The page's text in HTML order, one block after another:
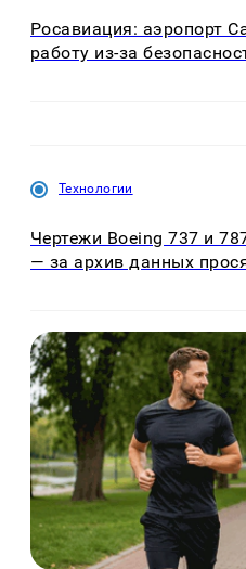
Росавиация: аэропорт
работу из-за
Технологии
Чертежи Boeing 737 и
— за архив данных